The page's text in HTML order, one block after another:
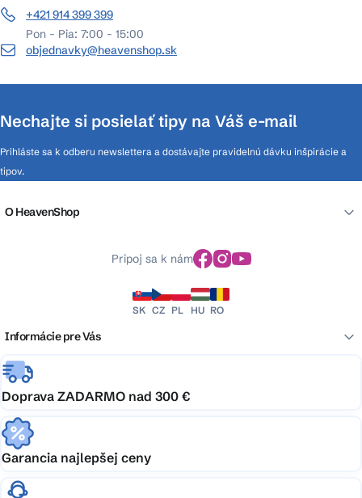
+421 914 399 399
Pon - Pia: 7:00 - 15:00
objednavky@heavenshop.sk
Nechajte si posielať tipy na Váš e-mail
Prihláste sa k odberu newslettera a dostávajte pravidelnú dávku inšpirácie a
tipov.
O HeavenShop
Pripoj sa k nám
SK CZ PL HU RO
Informácie pre Vás
Doprava ZADARMO nad 300 €
Garancia najlepšej ceny